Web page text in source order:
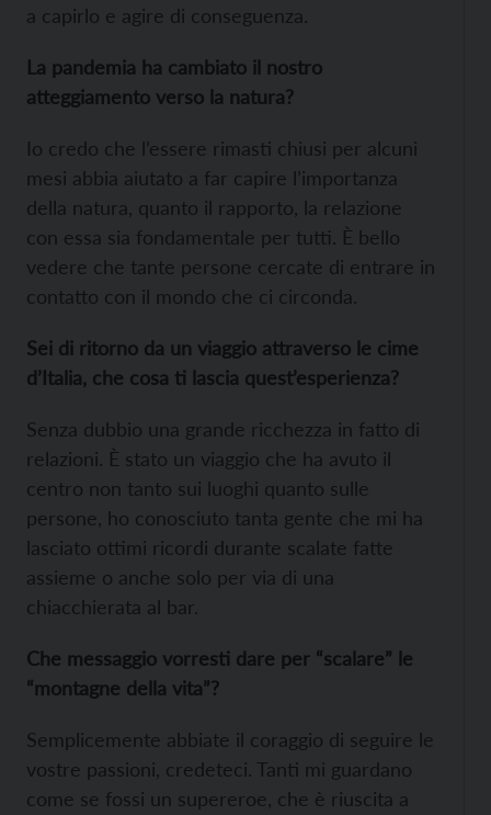
a capirlo e agire di conseguenza.
La pandemia ha cambiato il nostro
atteggiamento verso la natura?
Io credo che l’essere rimasti chiusi per alcuni
mesi abbia aiutato a far capire l’importanza
della natura, quanto il rapporto, la relazione
con essa sia fondamentale per tutti. È bello
vedere che tante persone cercate di entrare in
contatto con il mondo che ci circonda.
Sei di ritorno da un viaggio attraverso le cime
d’Italia, che cosa ti lascia quest’esperienza?
Senza dubbio una grande ricchezza in fatto di
relazioni. È stato un viaggio che ha avuto il
centro non tanto sui luoghi quanto sulle
persone, ho conosciuto tanta gente che mi ha
lasciato ottimi ricordi durante scalate fatte
assieme o anche solo per via di una
chiacchierata al bar.
Che messaggio vorresti dare per “scalare” le
“montagne della vita”?
Semplicemente abbiate il coraggio di seguire le
vostre passioni, credeteci. Tanti mi guardano
come se fossi un supereroe, che è riuscita a